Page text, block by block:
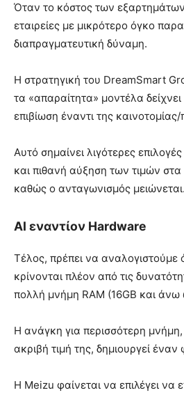
Όταν το κόστος των εξαρτημάτων
εταιρείες με μικρότερο όγκο
διαπραγματευτική δύναμη.
Η στρατηγική του DreamSmart
τα «απαραίτητα» μοντέλα
επιβίωση έναντι της
Αυτό σημαίνει λιγότερες
και πιθανή αύξηση των τιμών
καθώς ο ανταγωνισμός μειώνεται.
AI εναντίον Hardware
Τέλος, πρέπει να αναλογιστούμε
κρίνονται πλέον από τις
πολλή μνήμη RAM (16GB και
Η ανάγκη για περισσότερη
ακριβή τιμή της, δημιουργεί
Η Meizu φαίνεται να επιλέγει να